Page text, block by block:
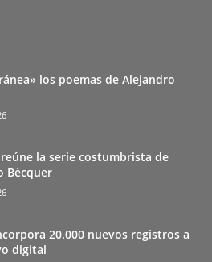
los poemas de Alejandro
la serie costumbrista de
Bécquer
20.000 nuevos registros a
digital